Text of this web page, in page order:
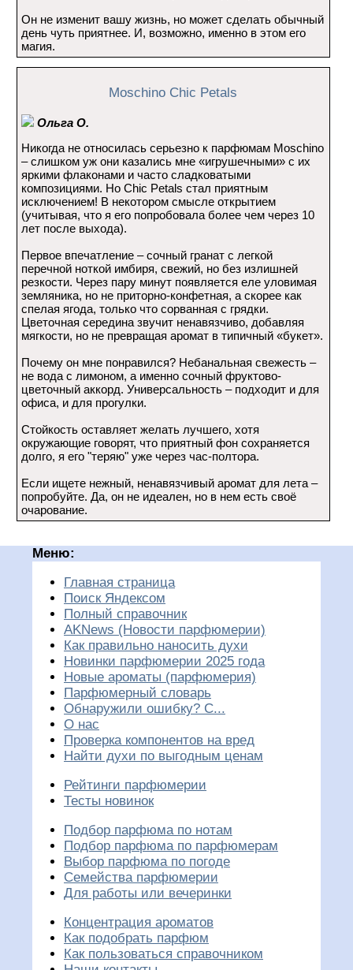
Он не изменит вашу жизнь, но может сделать обычный
день чуть приятнее. И, возможно, именно в этом его
магия.
Moschino Chic Petals
Ольга О.
Никогда не относилась серьезно к парфюмам Moschino
– слишком уж они казались мне «игрушечными» с их
яркими флаконами и часто сладковатыми
композициями. Но Chic Petals стал приятным
исключением! В некотором смысле открытием
(учитывая, что я его попробовала более чем через 10
лет после выхода).
Первое впечатление – сочный гранат с легкой
перечной ноткой имбиря, свежий, но без излишней
резкости. Через пару минут появляется еле уловимая
земляника, но не приторно-конфетная, а скорее как
спелая ягода, только что сорванная с грядки.
Цветочная середина звучит ненавязчиво, добавляя
мягкости, но не превращая аромат в типичный «букет».
Почему он мне понравился? Небанальная свежесть –
не вода с лимоном, а именно сочный фруктово-
цветочный аккорд. Универсальность – подходит и для
офиса, и для прогулки.
Стойкость оставляет желать лучшего, хотя
окружающие говорят, что приятный фон сохраняется
долго, я его "теряю" уже через час-полтора.
Если ищете нежный, ненавязчивый аромат для лета –
попробуйте. Да, он не идеален, но в нем есть своё
очарование.
Меню:
Главная страница
Поиск Яндексом
Полный справочник
AKNews (Новости парфюмерии)
Как правильно наносить духи
Новинки парфюмерии 2025 года
Новые ароматы (парфюмерия)
Парфюмерный словарь
Обнаружили ошибку? С...
О нас
Проверка компонентов на вред
Найти духи по выгодным ценам
Рейтинги парфюмерии
Тесты новинок
Подбор парфюма по нотам
Подбор парфюма по парфюмерам
Выбор парфюма по погоде
Семейства парфюмерии
Для работы или вечеринки
Концентрация ароматов
Как подобрать парфюм
Как пользоваться справочником